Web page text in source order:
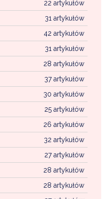
22 artykułów
31 artykułów
42 artykułów
31 artykułów
28 artykułów
37 artykułów
30 artykułów
25 artykułów
26 artykułów
32 artykułów
27 artykułów
28 artykułów
28 artykułów